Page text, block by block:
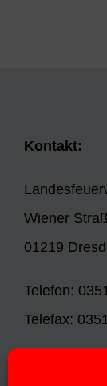
Kontakt:
Wiener
01219
Telefon:
Telefax: